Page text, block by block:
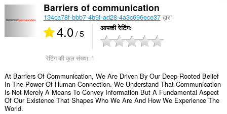
Barriers of communication
134ca78f-bbb7-4b9f-ad28-4a3c696ece37द्वारा
4.0/ 5 आपकी रेटिंग
रेटिंग की कुल संख्या: 1
At Barriers Of Communication, We Are Driven By Our Deep-Rooted Belief
In The Power Of Human Connection. We Understand That Communication
Is Not Merely A Means To Convey Information But A Fundamental Aspect
Of Our Existence That Shapes Who We Are And How We Experience The
World.